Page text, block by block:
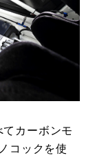
カーボンモ
コックを使